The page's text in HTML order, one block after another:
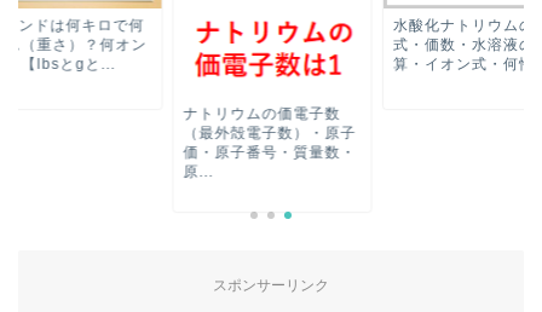
水酸化ナトリウムの電離
式・価数・水溶液のph計
算・イオン式・何性の...
450ポンドは何キロ
グラム（重さ）？何
スか？【lbsとgと...
スポンサーリンク